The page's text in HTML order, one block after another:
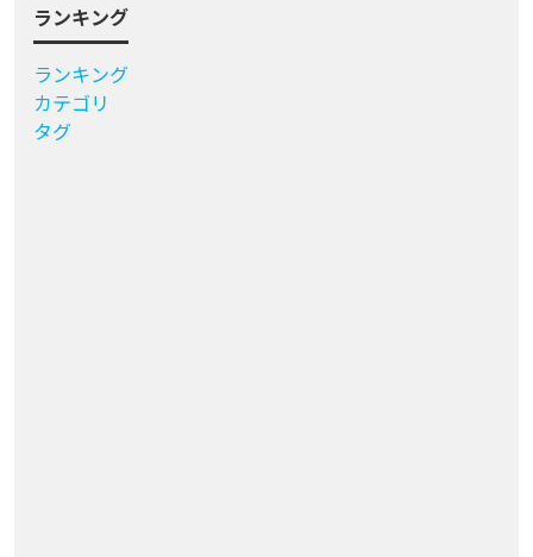
ランキング
ランキング
カテゴリ
タグ